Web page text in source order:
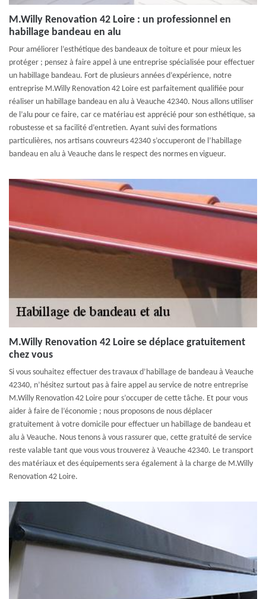
M.Willy Renovation 42 Loire : un professionnel en
habillage bandeau en alu
Pour améliorer l’esthétique des bandeaux de toiture et pour mieux les
protéger ; pensez à faire appel à une entreprise spécialisée pour effectuer
un habillage bandeau. Fort de plusieurs années d’expérience, notre
entreprise M.Willy Renovation 42 Loire est parfaitement qualifiée pour
réaliser un habillage bandeau en alu à Veauche 42340. Nous allons utiliser
de l’alu pour ce faire, car ce matériau est apprécié pour son esthétique, sa
robustesse et sa facilité d’entretien. Ayant suivi des formations
particulières, nos artisans couvreurs 42340 s’occuperont de l’habillage
bandeau en alu à Veauche dans le respect des normes en vigueur.
M.Willy Renovation 42 Loire se déplace gratuitement
chez vous
Si vous souhaitez effectuer des travaux d’habillage de bandeau à Veauche
42340, n’hésitez surtout pas à faire appel au service de notre entreprise
M.Willy Renovation 42 Loire pour s’occuper de cette tâche. Et pour vous
aider à faire de l’économie ; nous proposons de nous déplacer
gratuitement à votre domicile pour effectuer un habillage de bandeau et
alu à Veauche. Nous tenons à vous rassurer que, cette gratuité de service
reste valable tant que vous vous trouverez à Veauche 42340. Le transport
des matériaux et des équipements sera également à la charge de M.Willy
Renovation 42 Loire.